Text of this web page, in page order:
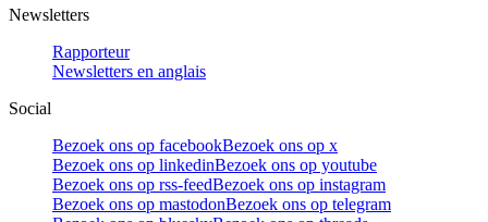
Newsletters
Rapporteur
Newsletters en anglais
Social
Bezoek ons op facebookBezoek ons op x
Bezoek ons op linkedinBezoek ons op youtube
Bezoek ons op rss-feedBezoek ons op instagram
Bezoek ons op mastodonBezoek ons op telegram